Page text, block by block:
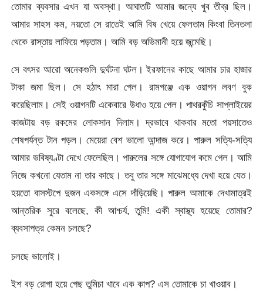
তোমার ব্যবসার এখন যা অবস্থা। আঘাতটি আমার জন্যে খুব তীব্র ছিল।
আমার সাহস কম, নয়তো সে রাতেই আমি বিষ খেয়ে ফেলতাম কিংবা তিনতলা
থেকে রাস্তায় লাফিয়ে পড়তাম। আমি বড় অভিমানী হয়ে জন্মেছি।
সে বৎসর আরো অনেকগুলি দুর্ঘটনা ঘটল। ইরফানের কাছে আমার চার হাজার
টাকা জমা ছিল। সে হঠাৎ মারা গেল। রামগঞ্জে এক ওয়াগন লবণ বুক
করেছিলাম। সেই ওয়াগনটি একেবারে উধাও হয়ে গেল। পাথরকুঁচি সাপ্লাইয়ের
কাজটায় বড় রকমের লোকসান দিলাম। দ্রভাবে থাকবার মতো পয়সাতেও
শেষপর্যন্ত টান পড়ল। মেয়েরা বেশ ভালো আন্দাজ করে। পারুল সত্যি-সত্যি
আমার ভবিষ্যণ্টা দেখে ফেলেছিল। পারুলের সঙ্গে যোগাযোগ কমে গেল। আমি
নিজে কখনো যেতাম না তার কাছে। তবু তার সঙ্গে মাঝেমধ্যে দেখা হয়ে যেত।
হয়তো বাসস্টপে দুজন একসঙ্গে এসে দাঁড়িয়েছি। পারুল আমাকে দেখামাত্রই
আন্তরিক সুরে বলেছে, কী আশ্চর্য, তুমি! একী স্বাস্থ্য হয়েছে তোমার?
ব্যবসাপত্র কেমন চলছে?
চলছে ভালোই।
ইশ বড় রোগা হয়ে গেছ তুমিচা খাবে এক কাপ? এস তোমাকে চা খাওয়াব।